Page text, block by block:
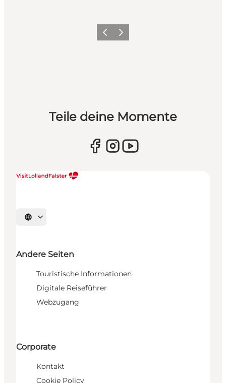
ZurückWeiter
Teile deine Momente
Sprache auswählen
Andere Seiten
Touristische Informationen
Digitale Reiseführer
Webzugang
Corporate
Kontakt
Cookie Policy